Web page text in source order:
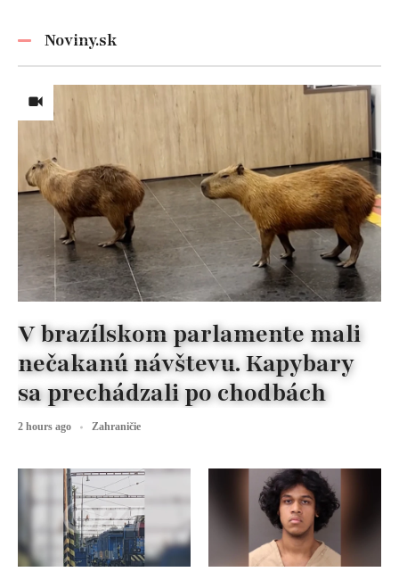
Noviny.sk
V brazílskom parlamente mali
nečakanú návštevu. Kapybary
sa prechádzali po chodbách
2 hours ago Zahraničie